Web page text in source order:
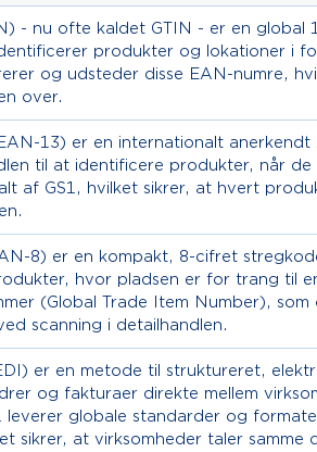
- nu ofte kaldet GTIN - er en global
produkter og lokationer i
og udsteder disse EAN-numre,
over.
13) er en internationalt
til at identificere produkter, når de
af GS1, hvilket sikrer, at hvert
8) er en kompakt, 8-cifret
hvor pladsen er for trang til
(Global Trade Item Number), som
scanning i detailhandlen.
er en metode til struktureret,
og fakturaer direkte mellem
leverer globale standarder og
sikrer, at virksomheder taler samme